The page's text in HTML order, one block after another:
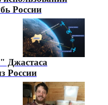
России
Джастаса
России